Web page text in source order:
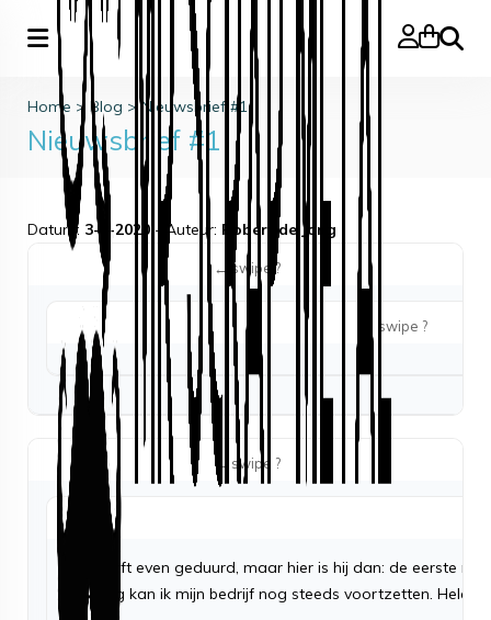
Zoeken
Home > Blog >Nieuwsbrief #1
Nieuwsbrief #1
Datum: 3-7-2020 - Auteur: Robert de Jong
Het heeft even geduurd, maar hier is hij dan: de eerste
Gelukkig kan ik mijn bedrijf nog steeds voortzetten.